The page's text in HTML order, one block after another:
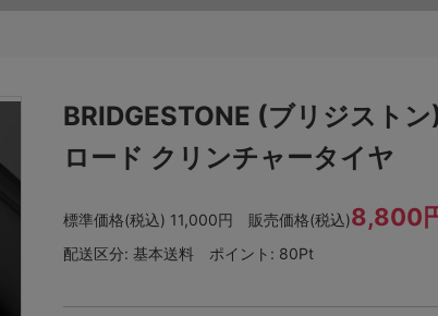
BRIDGESTONE (ブリジスト
ロード クリンチャータイヤ
標準価格(税込) 11,000円 販売価格(税込)8,800
配送区分: 基本送料 ポイント: 80Pt